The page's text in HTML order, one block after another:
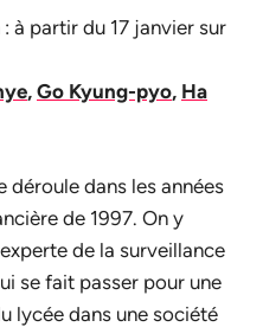
à partir du 17 janvier sur
, Go Kyung-pyo, Ha
déroule dans les années
de 1997. On y
de la surveillance
se fait passer pour une
lycée dans une société